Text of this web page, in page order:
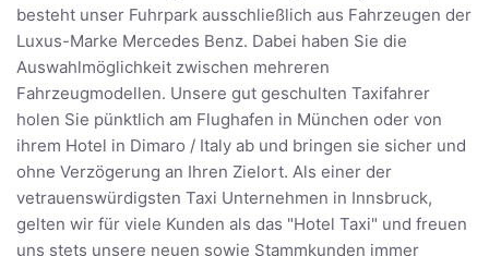
besteht unser Fuhrpark ausschließlich aus Fahrzeugen der
Luxus-Marke Mercedes Benz. Dabei haben Sie die
Auswahlmöglichkeit zwischen mehreren
Fahrzeugmodellen. Unsere gut geschulten Taxifahrer
holen Sie pünktlich am Flughafen in München oder von
ihrem Hotel in Dimaro / Italy ab und bringen sie sicher und
ohne Verzögerung an Ihren Zielort. Als einer der
vetrauenswürdigsten Taxi Unternehmen in Innsbruck,
gelten wir für viele Kunden als das "Hotel Taxi" und freuen
uns stets unsere neuen sowie Stammkunden immer